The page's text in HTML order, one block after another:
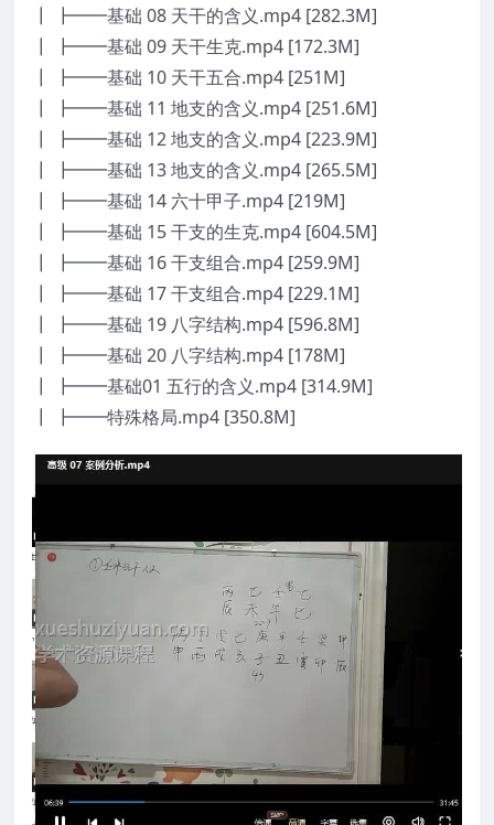
┃ ┣━━基础 08 天干的含义.mp4 [282.3M]
┃ ┣━━基础 09 天干生克.mp4 [172.3M]
┃ ┣━━基础 10 天干五合.mp4 [251M]
┃ ┣━━基础 11 地支的含义.mp4 [251.6M]
┃ ┣━━基础 12 地支的含义.mp4 [223.9M]
┃ ┣━━基础 13 地支的含义.mp4 [265.5M]
┃ ┣━━基础 14 六十甲子.mp4 [219M]
┃ ┣━━基础 15 干支的生克.mp4 [604.5M]
┃ ┣━━基础 16 干支组合.mp4 [259.9M]
┃ ┣━━基础 17 干支组合.mp4 [229.1M]
┃ ┣━━基础 19 八字结构.mp4 [596.8M]
┃ ┣━━基础 20 八字结构.mp4 [178M]
┃ ┣━━基础01 五行的含义.mp4 [314.9M]
┃ ┣━━特殊格局.mp4 [350.8M]